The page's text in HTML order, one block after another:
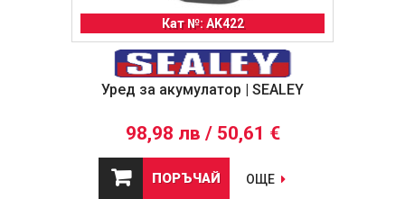
Кат №: AK422
Уред за акумулатор | SEALEY
98,98 лв / 50,61 €
ПОРЪЧАЙ ОЩЕ